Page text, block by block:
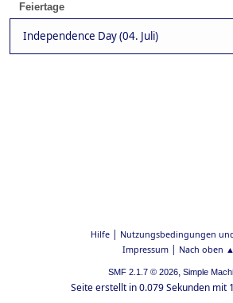
Feiertage
Independence Day (04. Juli)
Hilfe| Nutzungsbedingungen
Impressum| Nach oben ▲
SMF 2.1.7 © 2026, Simple
Seite erstellt in 0.079 Sekunden mit